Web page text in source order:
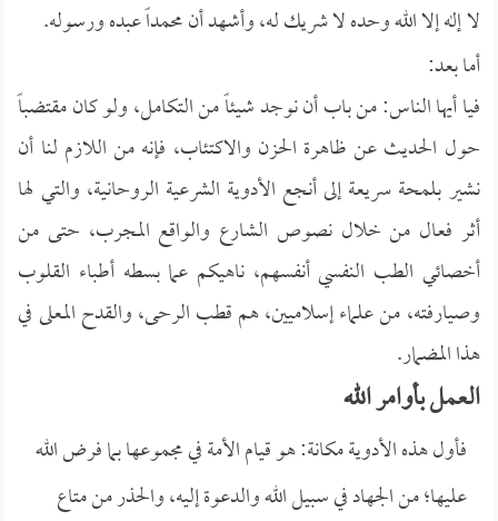
لا إله إلا الله وحده لا شريك له، وأشهد أن محمداً عبده ورسوله.
أما بعد:
فيا أيها الناس: من باب أن نوجد شيئاً من التكامل، ولو كان مقتضباً
حول الحديث عن ظاهرة الحزن والاكتئاب، فإنه من اللازم لنا أن
نشير بلمحة سريعة إلى أنجع الأدوية الشرعية الروحانية، والتي لها
أثر فعال من خلال نصوص الشارع والواقع المجرب، حتى من
أخصائي الطب النفسي أنفسهم، ناهيكم عما بسطه أطباء القلوب
وصيارفته، من علماء إسلاميين، هم قطب الرحى، والقدح المعلى في
هذا المضمار.
العمل بأوامر الله
فأول هذه الأدوية مكانة: هو قيام الأمة في مجموعها بما فرض الله
عليها؛ من الجهاد في سبيل الله والدعوة إليه، والحذر من متاع